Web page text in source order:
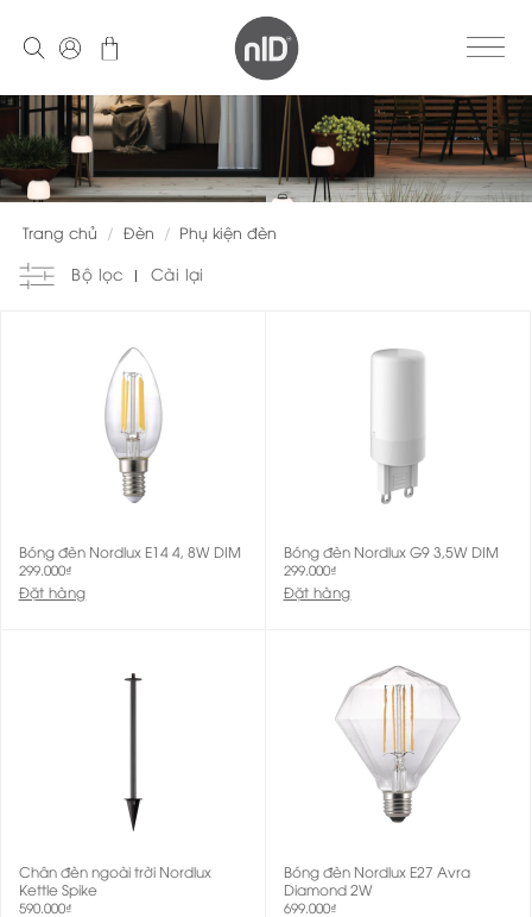
Trang chủ / Đèn / Phụ kiện đèn
Bộ lọc
Cài lại
Bóng đèn Nordlux E14 4, 8W DIM
299.000₫
Đặt hàng
Bóng đèn Nordlux G9 3,5W DIM
299.000₫
Đặt hàng
Chân đèn ngoài trời Nordlux
Kettle Spike
590.000₫
Bóng đèn Nordlux E27 Avra
Diamond 2W
699.000₫